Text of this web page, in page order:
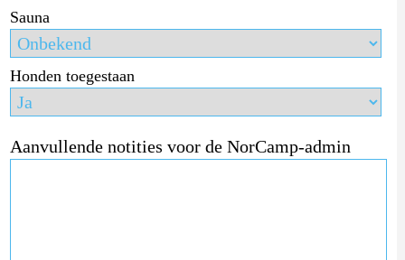
Sauna
Honden toegestaan
Aanvullende notities voor de NorCamp-admin